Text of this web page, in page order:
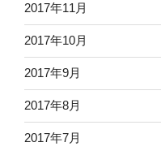
2017年11月
2017年10月
2017年9月
2017年8月
2017年7月